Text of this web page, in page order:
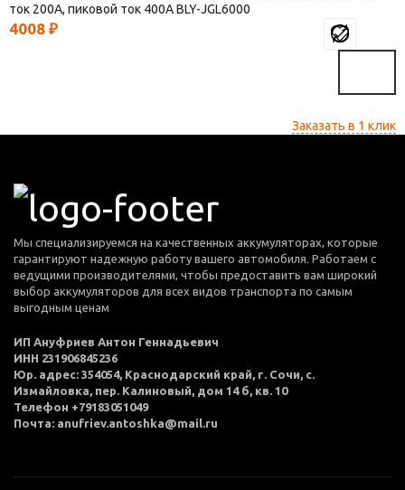
ток 200A, пиковой ток 400A BLY-JGL6000
4008 ₽
Заказать в 1 клик
Мы специализируемся на качественных аккумуляторах, которые
гарантируют надежную работу вашего автомобиля. Работаем с
ведущими производителями, чтобы предоставить вам широкий
выбор аккумуляторов для всех видов транспорта по самым
выгодным ценам
ИП Ануфриев Антон Геннадьевич
ИНН 231906845236
Юр. адрес: 354054, Краснодарский край, г. Сочи, с.
Измайловка, пер. Калиновый, дом 14 б, кв. 10
Телефон +79183051049
Почта: anufriev.antoshka@mail.ru